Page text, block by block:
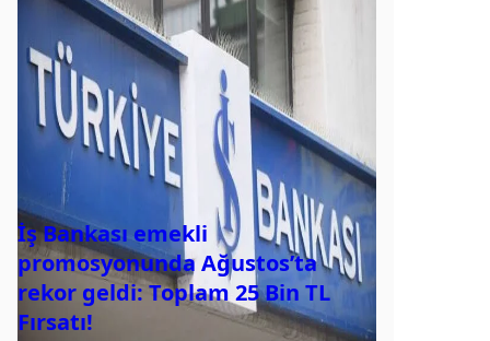
İş Bankası emekli
promosyonunda Ağustos’ta
rekor geldi: Toplam 25 Bin TL
Fırsatı!